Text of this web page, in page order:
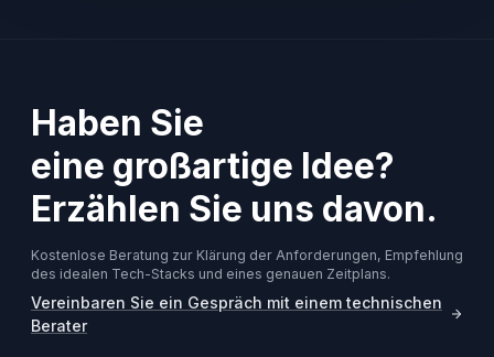
Haben Sie
eine großartige Idee?
Erzählen Sie uns davon.
Kostenlose Beratung zur Klärung der Anforderungen, Empfehlung
des idealen Tech-Stacks und eines genauen Zeitplans.
Vereinbaren Sie ein Gespräch mit einem technischen
Berater